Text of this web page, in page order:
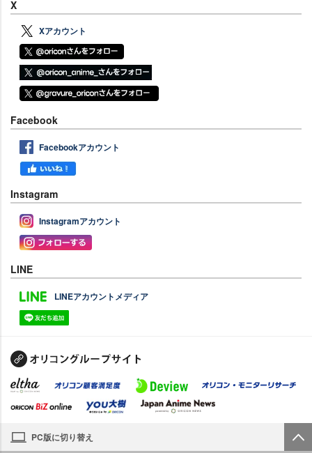
X
Xアカウント
Facebook
Facebookアカウント
Instagram
Instagramアカウント
LINE
LINEアカウントメディア
PC版に切り替え